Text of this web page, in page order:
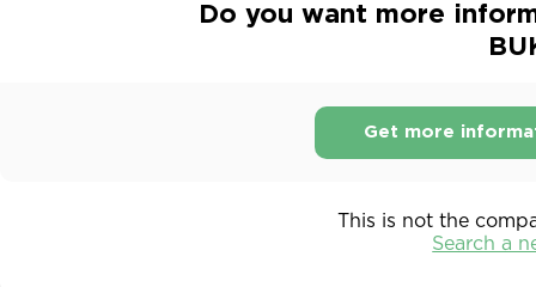
Do you want more
Get more
This is not the
Search a